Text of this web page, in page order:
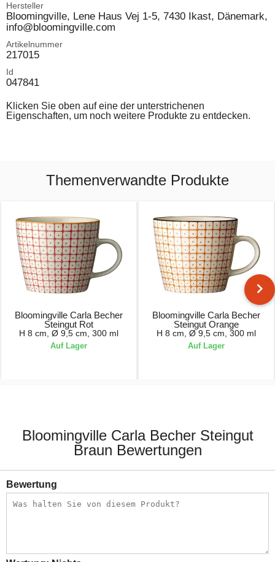
Hersteller
Bloomingville, Lene Haus Vej 1-5, 7430 Ikast, Dänemark,
info@bloomingville.com
Artikelnummer
217015
Id
047841
Klicken Sie oben auf eine der unterstrichenen
Eigenschaften, um noch weitere Produkte zu entdecken.
Themenverwandte Produkte
Bloomingville Carla Becher
Steingut Rot
H 8 cm, Ø 9,5 cm, 300 ml
Auf Lager
Bloomingville Carla Becher
Steingut Orange
H 8 cm, Ø 9,5 cm, 300 ml
Auf Lager
Bloomingville Carla Becher Steingut
Braun Bewertungen
Bewertung